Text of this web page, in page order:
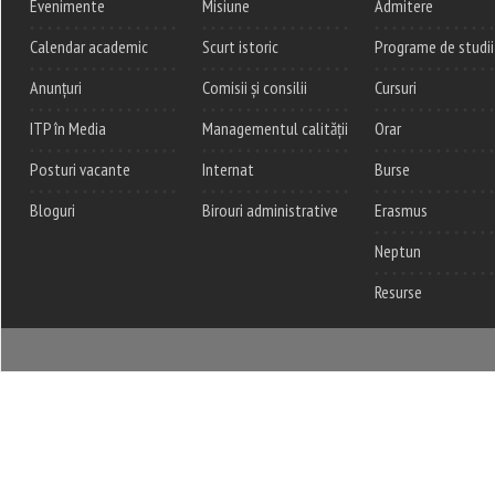
Evenimente
Calendar academic
Anunțuri
ITP în Media
Posturi vacante
Bloguri
Misiune
Scurt istoric
Comisii și consilii
Managementul calității
Internat
Birouri administrative
Admitere
Programe de studii
Cursuri
Orar
Burse
Erasmus
Neptun
Resurse